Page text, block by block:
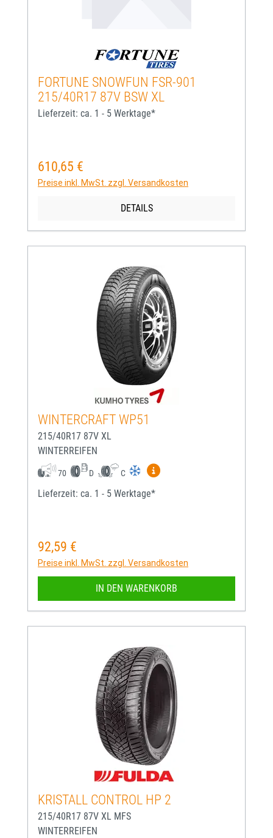
FORTUNE SNOWFUN FSR-901
215/40R17 87V BSW XL
Lieferzeit: ca. 1 - 5 Werktage*
Regulärer Preis:
610,65 €
Preise inkl. MwSt. zzgl. Versandkosten
DETAILS
WINTERCRAFT WP51
215/40R17 87V XL
WINTERREIFEN
70 D C
Mehr Informationen zum
Lieferzeit: ca. 1 - 5 Werktage*
Regulärer Preis:
92,59 €
Preise inkl. MwSt. zzgl. Versandkosten
IN DEN WARENKORB
KRISTALL CONTROL HP 2
215/40R17 87V XL MFS
WINTERREIFEN